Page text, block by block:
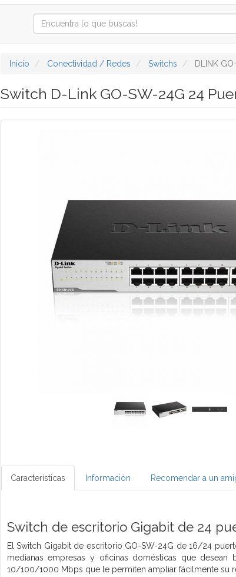
Inicio Conectividad / Redes Switchs DLINK
Switch D-Link GO-SW-24G 24
Características Información Recomendar a un
Switch de escritorio Gigabit de 24
El Switch Gigabit de escritorio GO-SW-24G de 16/24
medianas empresas y oficinas domésticas que
10/100/1000 Mbps que le permiten ampliar fácilmente su